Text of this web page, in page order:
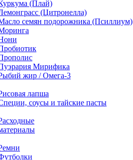
(Плай)
(Цитронелла)
семян подорожника (Псиллиум)
Мирифика
жир / Омега-3
лапша
соусы и тайские пасты